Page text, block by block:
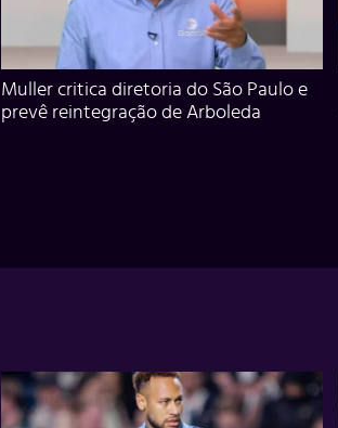
Muller critica diretoria do São Paulo e
prevê reintegração de Arboleda